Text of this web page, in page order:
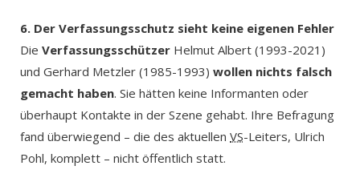
6. Der Verfassungsschutz sieht keine eigenen Fehler
Die Verfassungsschützer Helmut Albert (1993-2021)
und Gerhard Metzler (1985-1993) wollen nichts falsch
gemacht haben. Sie hätten keine Informanten oder
überhaupt Kontakte in der Szene gehabt. Ihre Befragung
fand überwiegend – die des aktuellen VS-Leiters, Ulrich
Pohl, komplett – nicht öffentlich statt.